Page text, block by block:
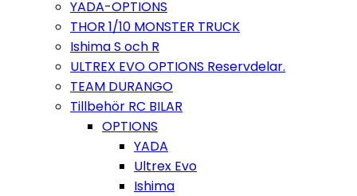
YADA-OPTIONS
THOR 1/10 MONSTER TRUCK
Ishima S och R
ULTREX EVO OPTIONS Reservdelar.
TEAM DURANGO
Tillbehör RC BILAR
OPTIONS
YADA
Ultrex Evo
Ishima